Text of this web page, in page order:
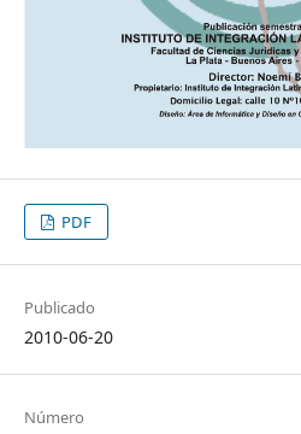
PDF
Publicado
2010-06-20
Número